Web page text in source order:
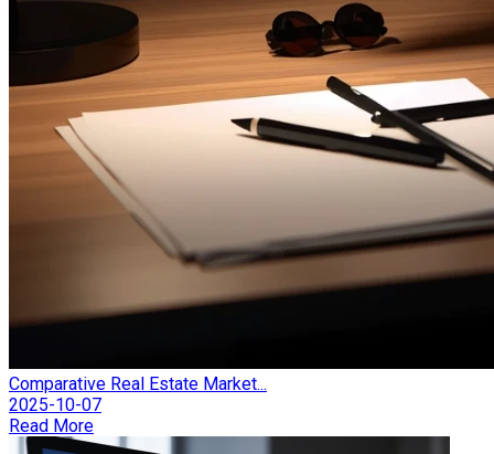
Comparative Real Estate Market...
2025-10-07
Read More